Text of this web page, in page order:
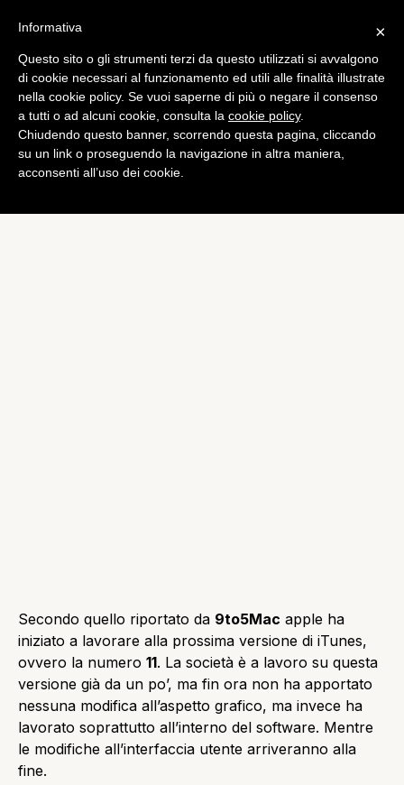
App
Apple a lavoro su iTunes 11
con supporto per iOS 6 e
iCloud
diPiermanuele Sberni
Secondo quello riportato da 9to5Mac apple ha
iniziato a lavorare alla prossima versione di iTunes,
ovvero la numero 11. La società è a lavoro su questa
versione già da un po’, ma fin ora non ha apportato
nessuna modifica all’aspetto grafico, ma invece ha
lavorato soprattutto all’interno del software. Mentre
le modifiche all’interfaccia utente arriveranno alla
fine.
×
Informativa
Questo sito o gli strumenti terzi da questo utilizzati si avvalgono
di cookie necessari al funzionamento ed utili alle finalità illustrate
nella cookie policy. Se vuoi saperne di più o negare il consenso
a tutti o ad alcuni cookie, consulta la cookie policy.
Chiudendo questo banner, scorrendo questa pagina, cliccando
su un link o proseguendo la navigazione in altra maniera,
acconsenti all’uso dei cookie.